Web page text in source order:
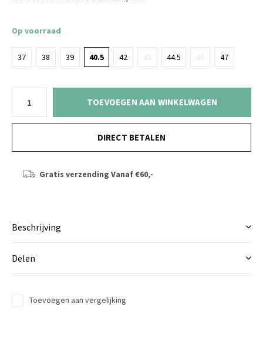
Op voorraad
37 38 39 40.5 42 43 44.5 46 47
TOEVOEGEN AAN WINKELWAGEN
DIRECT BETALEN
Gratis verzending Vanaf €60,-
Beschrijving
Delen
Toevoegen aan vergelijking